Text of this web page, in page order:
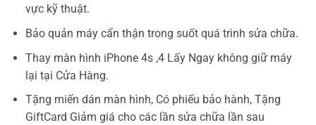
vực kỹ thuật.
Bảo quản máy cẩn thận trong suốt quá trình sửa chữa.
Thay màn hình iPhone 4s ,4 Lấy Ngay không giữ máy
lại tại Cửa Hàng.
Tặng miến dán màn hình, Có phiếu bảo hành, Tặng
GiftCard Giảm giá cho các lần sửa chữa lần sau